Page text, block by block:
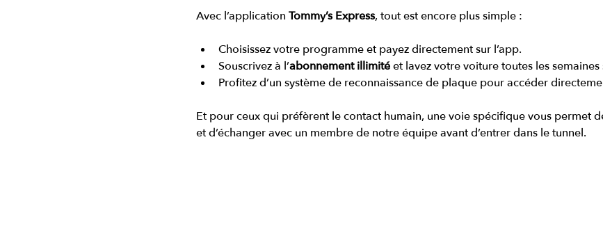
Avec l’application Tommy’s Express, tout est encore plus simple :
Choisissez votre programme et payez directement sur l’app.
Souscrivez à l’abonnement illimité et lavez votre voiture toutes les semaines
Profitez d’un système de reconnaissance de plaque pour accéder
Et pour ceux qui préfèrent le contact humain, une voie spécifique vous permet
et d’échanger avec un membre de notre équipe avant d’entrer dans le tunnel.